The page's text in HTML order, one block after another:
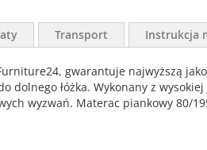
gwarantuje najwyższą
dolnego łóżka. Wykonany z
wyzwań. Materac piankowy 80/
Transport Instrukcja